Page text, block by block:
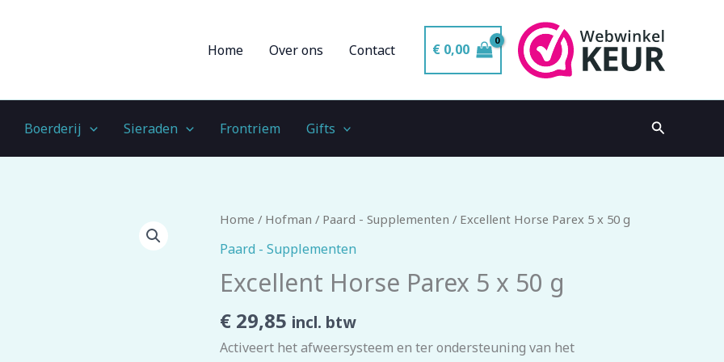
Home Over ons Contact € 0,00
Boerderij Sieraden Frontriem Gifts Zoeken
Home / Hofman / Paard - Supplementen / Excellent Horse Parex 5 x 50 g
Paard - Supplementen
Excellent Horse Parex 5 x 50 g
€ 29,85 incl. btw
Activeert het afweersysteem en ter ondersteuning van het
Excellent
Horse
5
50
g